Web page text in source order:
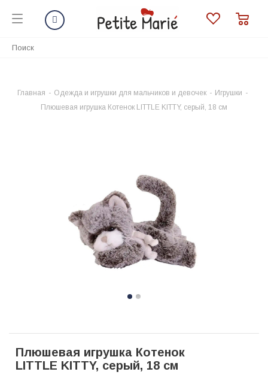
Главная - Одежда и игрушки для мальчиков и девочек - Игрушки -
Плюшевая игрушка Котенок LITTLE KITTY, серый, 18 см
Плюшевая игрушка Котенок
LITTLE KITTY, серый, 18 см